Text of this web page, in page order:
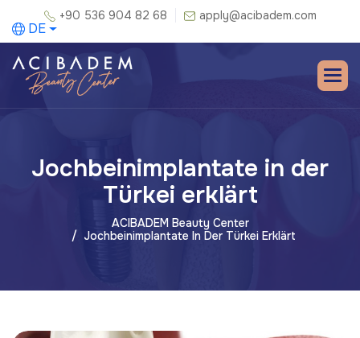
+90 536 904 82 68 apply@acibadem.com
DE
Jochbeinimplantate in der
Türkei erklärt
ACIBADEM Beauty Center
Jochbeinimplantate In Der Türkei Erklärt